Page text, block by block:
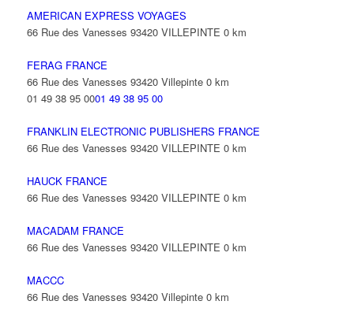
AMERICAN EXPRESS VOYAGES
66 Rue des Vanesses 93420 VILLEPINTE 0 km
FERAG FRANCE
66 Rue des Vanesses 93420 Villepinte 0 km
01 49 38 95 0001 49 38 95 00
FRANKLIN ELECTRONIC PUBLISHERS FRANCE
66 Rue des Vanesses 93420 VILLEPINTE 0 km
HAUCK FRANCE
66 Rue des Vanesses 93420 VILLEPINTE 0 km
MACADAM FRANCE
66 Rue des Vanesses 93420 VILLEPINTE 0 km
MACCC
66 Rue des Vanesses 93420 Villepinte 0 km